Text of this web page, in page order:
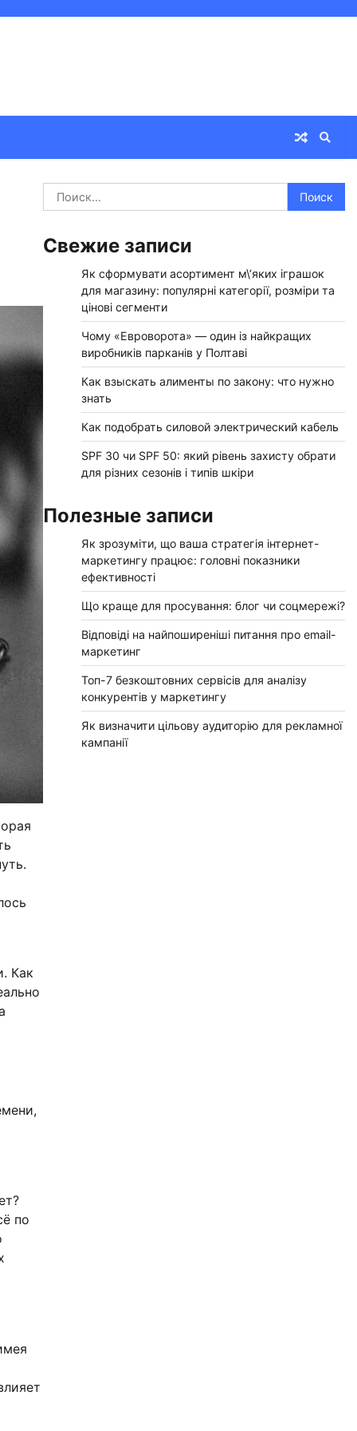
Как
по
Найти:
Свежие записи
Як сформувати асортимент м\’яких іграшок
для магазину: популярні категорії, розміри та
цінові сегменти
Чому «Евроворота» — один із найкращих
виробників парканів у Полтаві
Как взыскать алименты по закону: что нужно
знать
Как подобрать силовой электрический кабель
SPF 30 чи SPF 50: який рівень захисту обрати
для різних сезонів і типів шкіри
Полезные записи
Як зрозуміти, що ваша стратегія інтернет-
маркетингу працює: головні показники
ефективності
Що краще для просування: блог чи соцмережі?
Відповіді на найпоширеніші питання про email-
маркетинг
Топ-7 безкоштовних сервісів для аналізу
конкурентів у маркетингу
Як визначити цільову аудиторію для рекламної
кампанії